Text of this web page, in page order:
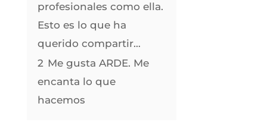
profesionales como ella.
Esto es lo que ha
querido compartir…
2 Me gusta ARDE. Me
encanta lo que
hacemos